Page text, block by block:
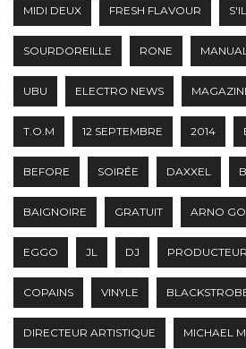
MIDI DEUX FRESH FLAVOUR
SOURDOREILLE RONE
UBU ELECTRO NEWS
T.O.M 12 SEPTEMBRE 2014
BEFORE SOIRÉE DAXXEL
BAIGNOIRE GRATUIT ARNO
EGGO JL DJ PRODUCTEUR
COPAINS VINYLE
DIRECTEUR ARTISTIQUE MICHAEL